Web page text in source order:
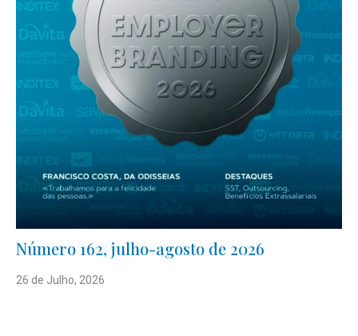
Número 162, julho-agosto de 2026
26 de Julho, 2026